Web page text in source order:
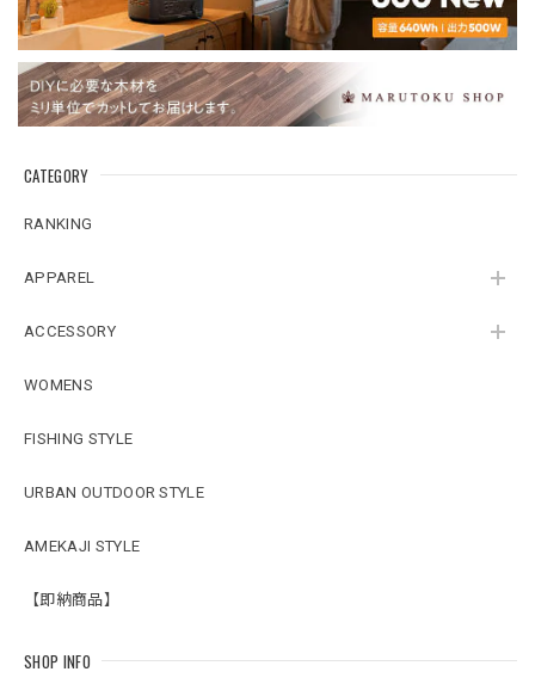
CATEGORY
RANKING
APPAREL
ACCESSORY
WOMENS
FISHING STYLE
URBAN OUTDOOR STYLE
AMEKAJI STYLE
【即納商品】
SHOP INFO